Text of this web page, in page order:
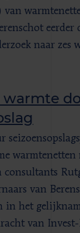
van
eerder
naar zes
warmte
warmtenetten
consultants
van
in het
van